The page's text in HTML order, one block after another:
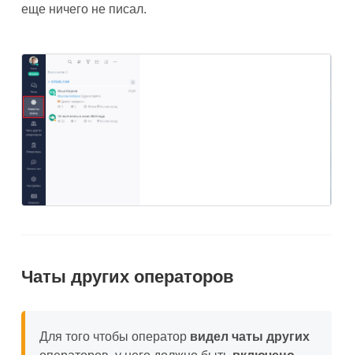
еще ничего не писал.
Чаты других операторов
Для того чтобы оператор видел чаты других